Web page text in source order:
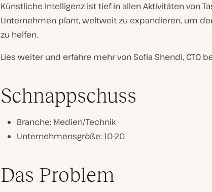
Künstliche Intelligenz ist tief in allen Aktivitäten von
Unternehmen plant, weltweit zu expandieren, um
zu helfen.
Lies weiter und erfahre mehr von Sofia Shendi, CTO
Schnappschuss
Branche: Medien/Technik
Unternehmensgröße: 10-20
Das Problem